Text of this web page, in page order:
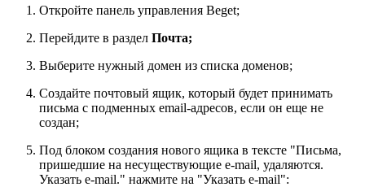
Откройте панель управления Beget;
Перейдите в раздел Почта;
Выберите нужный домен из списка доменов;
Создайте почтовый ящик, который будет принимать
письма с подменных email-адресов, если он еще не
создан;
Под блоком создания нового ящика в тексте "Письма,
пришедшие на несуществующие e-mail, удаляются.
Указать e-mail." нажмите на "Указать e-mail":